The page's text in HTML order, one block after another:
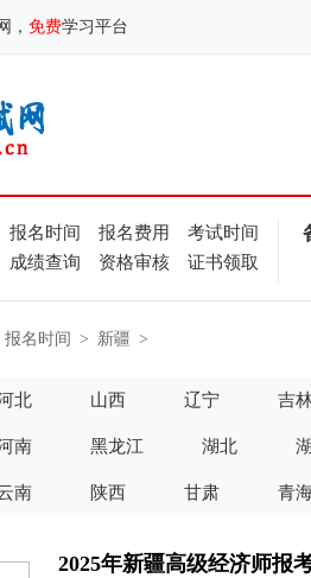
， 免费学习平台
报名时间 报名费用
考试时间
成绩查询 资格审核 证书领取
报名时间 > 新疆 >
北 山西 辽宁 吉
南 黑龙江 湖北
南 陕西 甘肃 青
2025年新疆高级经济师报